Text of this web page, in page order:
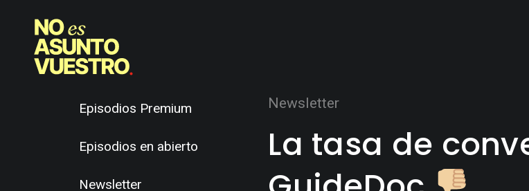
Episodios Premium
Episodios en abierto
Newsletter
Newsletter
La tasa de